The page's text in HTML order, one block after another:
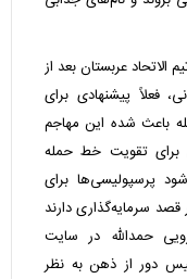
مهاجم مراکشی و 32 ساله تیم الاتحاد عربستان بعد از
فعلاً پیشنهادی برای
باعث شده این مهاجم
برای تقویت خط حمله
پرسپولیسی‌ها برای
1.5 میلیون دلار قصد سرمایه‌گذاری دارند
3 میلیون یورویی حمدالله در سایت
دور از ذهن به نظر